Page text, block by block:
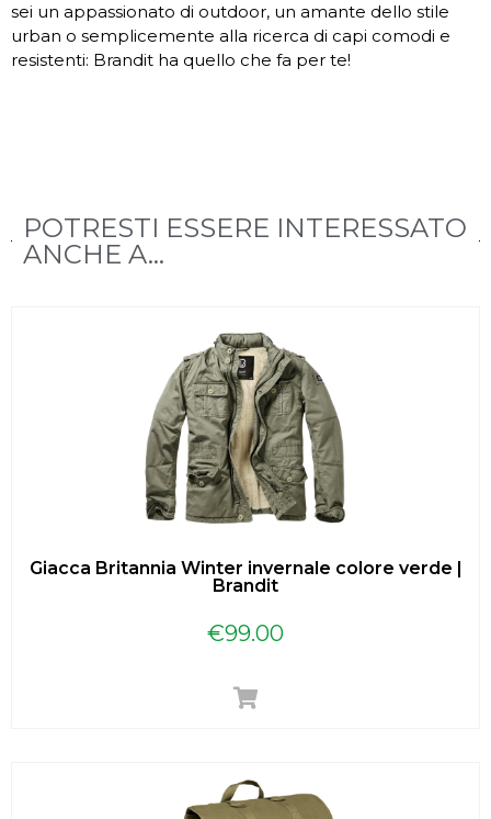
sei un appassionato di outdoor, un amante dello stile
urban o semplicemente alla ricerca di capi comodi e
resistenti: Brandit ha quello che fa per te!
POTRESTI ESSERE INTERESSATO
ANCHE A...
Giacca Britannia Winter invernale colore verde |
Brandit
€99.00